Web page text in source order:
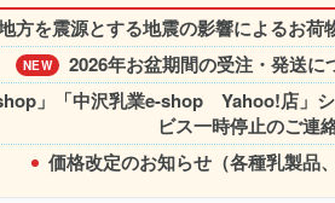
方を震源とする地震の影響によるお
NEW
2026年お盆期間の受注・発送に
」「中沢乳業e-shop Yahoo!店」
ビス一時停止のご連
価格改定のお知らせ（各種乳製品